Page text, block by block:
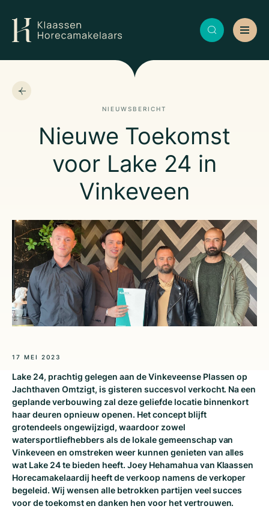
NIEUWSBERICHT
Nieuwe Toekomst
voor Lake 24 in
Vinkeveen
17 MEI 2023
Lake 24, prachtig gelegen aan de Vinkeveense Plassen op
Jachthaven Omtzigt, is gisteren succesvol verkocht. Na een
geplande verbouwing zal deze geliefde locatie binnenkort
haar deuren opnieuw openen. Het concept blijft
grotendeels ongewijzigd, waardoor zowel
watersportliefhebbers als de lokale gemeenschap van
Vinkeveen en omstreken weer kunnen genieten van alles
wat Lake 24 te bieden heeft. Joey Hehamahua van Klaassen
Horecamakelaardij heeft de verkoop namens de verkoper
begeleid. Wij wensen alle betrokken partijen veel succes
voor de toekomst en danken hen voor het vertrouwen.